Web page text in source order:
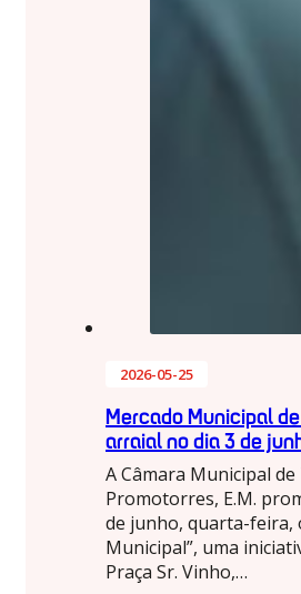
2026-05-25
Mercado Municipal
arraial no dia 3 de
A Câmara Municipal
Promotorres, E.M.
de junho, quarta-feira,
Municipal”, uma
Praça Sr. Vinho,…